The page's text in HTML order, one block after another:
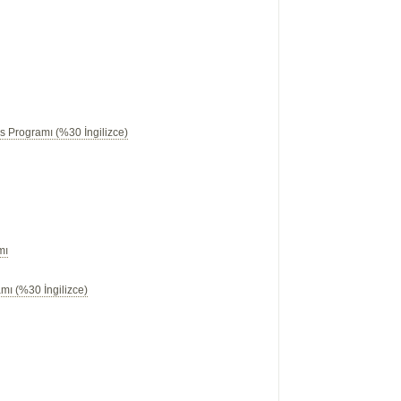
Programı (%30 İngilizce)
(%30 İngilizce)